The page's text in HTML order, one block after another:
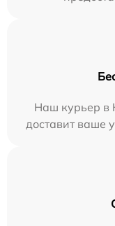
Наш курьер в
доставит ваше